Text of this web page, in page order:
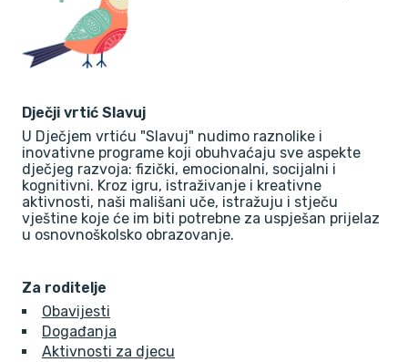
Dječji vrtić Slavuj
U Dječjem vrtiću "Slavuj" nudimo raznolike i
inovativne programe koji obuhvaćaju sve aspekte
dječjeg razvoja: fizički, emocionalni, socijalni i
kognitivni. Kroz igru, istraživanje i kreativne
aktivnosti, naši mališani uče, istražuju i stječu
vještine koje će im biti potrebne za uspješan prijelaz
u osnovnoškolsko obrazovanje.
Za roditelje
Obavijesti
Događanja
Aktivnosti za djecu